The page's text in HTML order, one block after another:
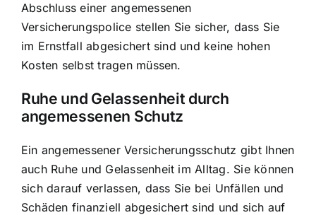
Abschluss einer angemessenen
Versicherungspolice stellen Sie sicher, dass Sie
im Ernstfall abgesichert sind und keine hohen
Kosten selbst tragen müssen.
Ruhe und Gelassenheit durch
angemessenen Schutz
Ein angemessener Versicherungsschutz gibt Ihnen
auch Ruhe und Gelassenheit im Alltag. Sie können
sich darauf verlassen, dass Sie bei Unfällen und
Schäden finanziell abgesichert sind und sich auf